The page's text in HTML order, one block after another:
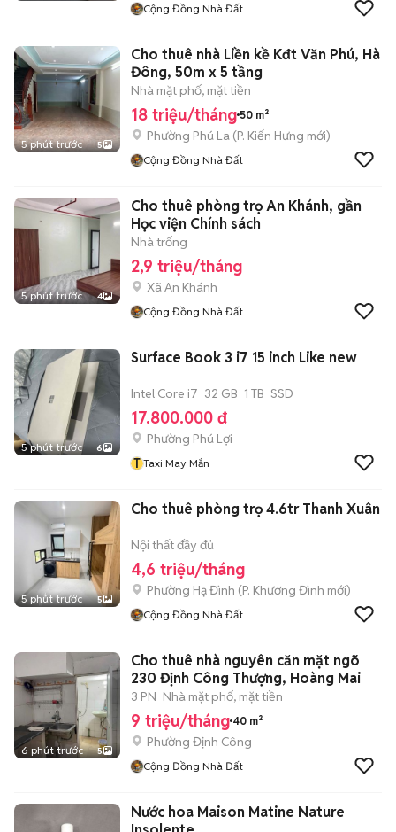
Cộng Đồng Nhà Đất
5 phút trước 5
Cho thuê nhà Liền kề Kđt Văn Phú, Hà
Đông, 50m x 5 tầng
Nhà mặt phố, mặt tiền
18 triệu/tháng 50 m²
Phường Phú La (P. Kiến Hưng mới)
Cộng Đồng Nhà Đất
5 phút trước 4
Cho thuê phòng trọ An Khánh, gần
Học viện Chính sách
Nhà trống
2,9 triệu/tháng
Xã An Khánh
Cộng Đồng Nhà Đất
5 phút trước 6
Surface Book 3 i7 15 inch Like new
Intel Core i7 32 GB 1 TB SSD
17.800.000 đ
Phường Phú Lợi
T Taxi May Mắn
5 phút trước 5
Cho thuê phòng trọ 4.6tr Thanh Xuân
Nội thất đầy đủ
4,6 triệu/tháng
Phường Hạ Đình (P. Khương Đình mới)
Cộng Đồng Nhà Đất
6 phút trước 5
Cho thuê nhà nguyên căn mặt ngõ
230 Định Công Thượng, Hoàng Mai
3 PN Nhà mặt phố, mặt tiền
9 triệu/tháng 40 m²
Phường Định Công
Cộng Đồng Nhà Đất
Nước hoa Maison Matine Nature